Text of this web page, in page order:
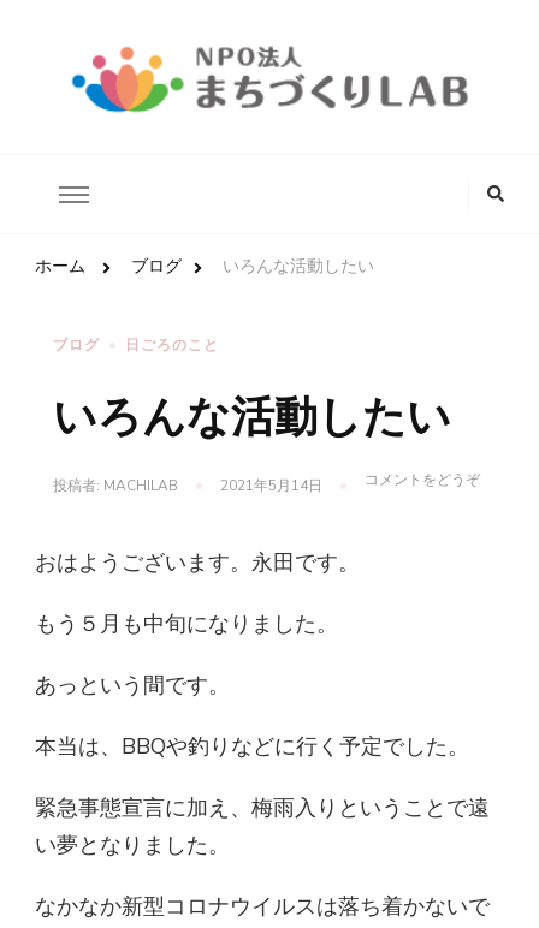
探
す
か
ホーム ブログ いろんな活動したい
ブログ 日ごろのこと
いろんな活動したい
投稿者: MACHILAB 2021年5月14日 コメントをどうぞ(い
おはようございます。永田です。
もう５月も中旬になりました。
あっという間です。
本当は、BBQや釣りなどに行く予定でした。
緊急事態宣言に加え、梅雨入りということで遠
い夢となりました。
なかなか新型コロナウイルスは落ち着かないで